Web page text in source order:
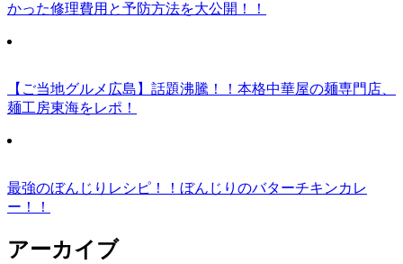
かった修理費用と予防方法を大公開！！
【ご当地グルメ広島】話題沸騰！！本格中華屋の麺専門店、
麺工房東海をレポ！
最強のぼんじりレシピ！！ぼんじりのバターチキンカレ
ー！！
アーカイブ